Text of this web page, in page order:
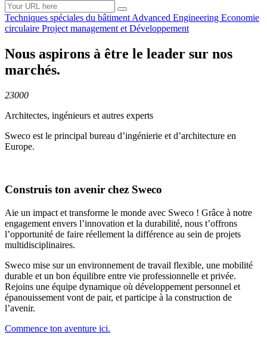
Techniques spéciales du bâtiment Advanced Engineering Economie
circulaire Project management et Développement
Nous aspirons à être le leader sur nos
marchés.
23000
Architectes, ingénieurs et autres experts
Sweco est le principal bureau d’ingénierie et d’architecture en
Europe.
Construis ton avenir chez Sweco
Aie un impact et transforme le monde avec Sweco ! Grâce à notre
engagement envers l’innovation et la durabilité, nous t’offrons
l’opportunité de faire réellement la différence au sein de projets
multidisciplinaires.
Sweco mise sur un environnement de travail flexible, une mobilité
durable et un bon équilibre entre vie professionnelle et privée.
Rejoins une équipe dynamique où développement personnel et
épanouissement vont de pair, et participe à la construction de
l’avenir.
Commence ton aventure ici.